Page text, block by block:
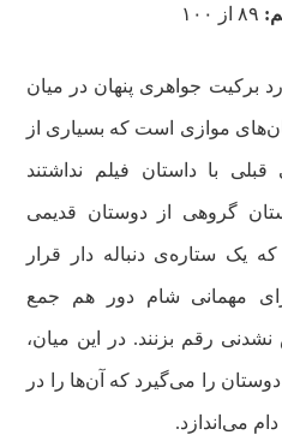
برکیت جواهری پنهان در میان
موازی است که بسیاری از
با داستان فیلم نداشتند
گروهی از دوستان قدیمی
یک ستاره‌ی دنباله دار قرار
مهمانی شام دور هم جمع
رقم بزنند. در این میان،
را می‌گیرد که آن‌ها را در
می‌اندازد.